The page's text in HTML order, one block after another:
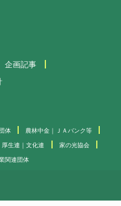
企画記事
体 農林中金｜ＪＡバンク等
厚生連｜文化連 家の光協会
関連団体